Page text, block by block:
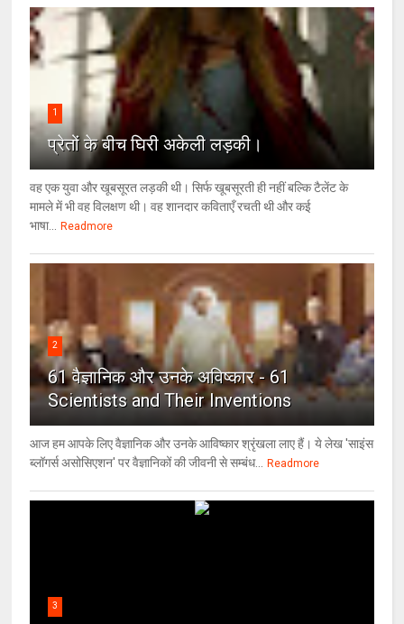
1
प्रेतों के बीच घिरी अकेली लड़की।
वह एक युवा और खूबसूरत लड़की थी। सिर्फ खूबसूरती ही नहीं बल्कि टैलेंट के
मामले में भी वह विलक्षण थी। वह शानदार कविताएँ रचती थी और कई
भाषा...
Readmore
2
61 वैज्ञानिक और उनके अविष्कार - 61
Scientists and Their Inventions
आज हम आपके लिए वैज्ञानिक और उनके आविष्कार श्रृंखला लाए हैं। ये लेख 'साइंस
ब्लॉगर्स असोसिएशन' पर वैज्ञा‍निकों की जीवनी से सम्बंध...
Readmore
3